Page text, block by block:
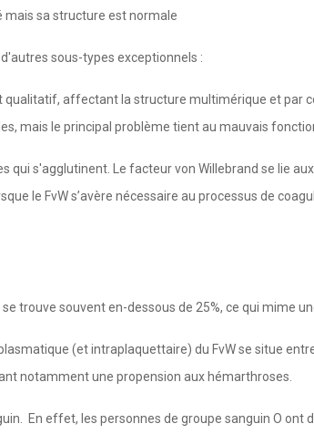
mais sa structure est normale
sous-types exceptionnels :
qualitatif, affectant la structure multimérique et par
mais le principal problème tient au mauvais
s'agglutinent. Le facteur von Willebrand se lie
le FvW s’avère nécessaire au processus de
trouve souvent en-dessous de 25%, ce qui mime
(et intraplaquettaire) du FvW se situe
notamment une propension aux hémarthroses.
En effet, les personnes de groupe sanguin O ont